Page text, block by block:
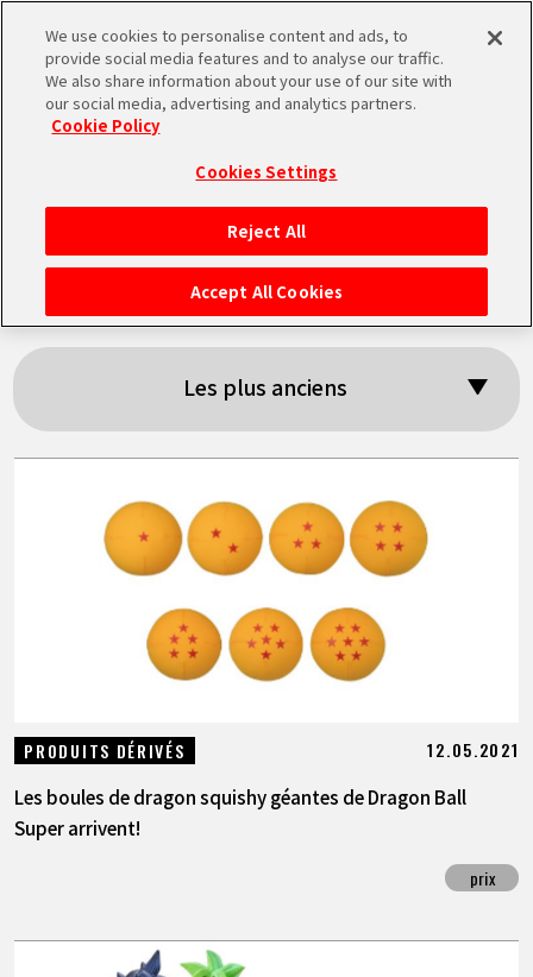
MEN
ACCUEIL
NEWS
À NE PAS MANQUER
ARTICLES
À PROPOS
JP
EN FR
Résultats de la
recherche: 「prix」
Les plus anciens
PRODUITS DÉRIVÉS 12.05.2021
Les boules de dragon squishy géantes de Dragon Ball
Super arrivent!
prix
We use cookies to personalise content and ads, to
provide social media features and to analyse our traffic.
We also share information about your use of our site with
our social media, advertising and analytics partners.
Cookie Policy
Cookies Settings
Reject All
Accept All Cookies